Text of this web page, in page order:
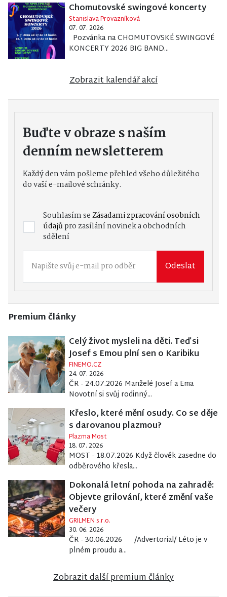
Chomutovské swingové koncerty
Stanislava Provazníková
07. 07. 2026
Pozvánka na CHOMUTOVSKÉ SWINGOVÉ
KONCERTY 2026 BIG BAND...
Zobrazit kalendář akcí
Buďte v obraze s naším
denním newsletterem
Každý den vám pošleme přehled všeho důležitého
do vaší e-mailové schránky.
Souhlasím seZásadami zpracování osobních
údajůpro zasílání novinek a obchodních
sdělení
Odeslat
Premium články
Celý život mysleli na děti. Teď si
Josef s Emou plní sen o Karibiku
FINEMO.CZ
24. 07. 2026
ČR - 24.07.2026 Manželé Josef a Ema
Novotní si svůj rodinný...
Křeslo, které mění osudy. Co se děje
s darovanou plazmou?
Plazma Most
18. 07. 2026
MOST - 18.07.2026 Když člověk zasedne do
odběrového křesla...
Dokonalá letní pohoda na zahradě:
Objevte grilování, které změní vaše
večery
GRILMEN s.r.o.
30. 06. 2026
ČR - 30.06.2026 /Advertorial/ Léto je v
plném proudu a...
Zobrazit další premium články